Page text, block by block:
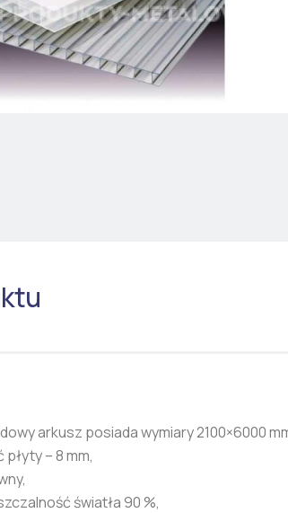
arkusz posiada wymiary 2100×6000
– 8 mm,
światła 90 %,